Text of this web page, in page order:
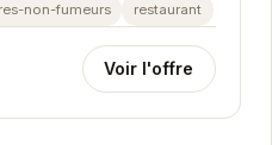
non-fumeurs restaurant
Voir l'offre